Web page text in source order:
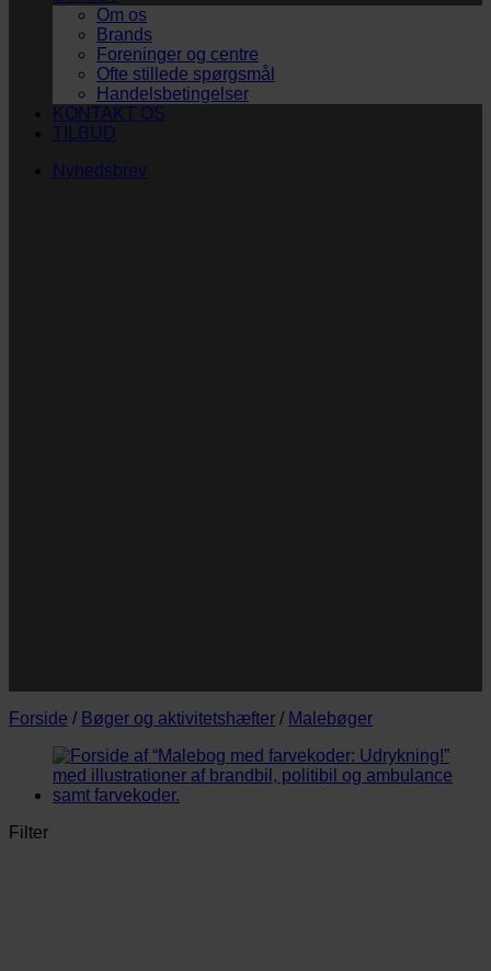
Om os
Brands
Foreninger og centre
Ofte stillede spørgsmål
Handelsbetingelser
KONTAKT OS
TILBUD
Nyhedsbrev
Forside / Bøger og aktivitetshæfter / Malebøger
Filter